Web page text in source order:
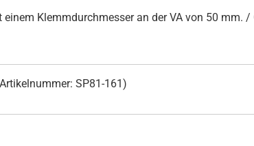
einem Klemmdurchmesser an der VA von 50
SP81-161)